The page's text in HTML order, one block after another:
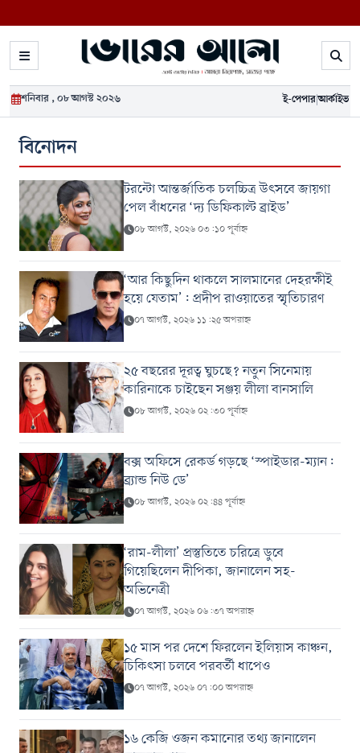
শনিবার , ০৮ আগস্ট ২০২৬ ই-পেপার|আর্কাইভ
বিনোদন
টরন্টো আন্তর্জাতিক চলচ্চিত্র উৎসবে জায়গা
পেল বাঁধনের ‘দ্য ডিফিকাল্ট ব্রাইড’
০৮ আগস্ট, ২০২৬ ০৩:১০ পূর্বাহ্ন
‘আর কিছুদিন থাকলে সালমানের দেহরক্ষীই
হয়ে যেতাম’: প্রদীপ রাওয়াতের স্মৃতিচারণ
০৭ আগস্ট, ২০২৬ ১১:২৫ অপরাহ্ন
২৫ বছরের দূরত্ব ঘুচছে? নতুন সিনেমায়
কারিনাকে চাইছেন সঞ্জয় লীলা বানসালি
০৮ আগস্ট, ২০২৬ ০২:৩০ পূর্বাহ্ন
বক্স অফিসে রেকর্ড গড়ছে ‘স্পাইডার-ম্যান:
ব্র্যান্ড নিউ ডে’
০৮ আগস্ট, ২০২৬ ০২:৪৪ পূর্বাহ্ন
‘রাম-লীলা’ প্রস্তুতিতে চরিত্রে ডুবে
গিয়েছিলেন দীপিকা, জানালেন সহ-
অভিনেত্রী
০৭ আগস্ট, ২০২৬ ০৬:৩৭ অপরাহ্ন
১৫ মাস পর দেশে ফিরলেন ইলিয়াস কাঞ্চন,
চিকিৎসা চলবে পরবর্তী ধাপেও
০৭ আগস্ট, ২০২৬ ০৭:০০ অপরাহ্ন
১৬ কেজি ওজন কমানোর তথ্য জানালেন